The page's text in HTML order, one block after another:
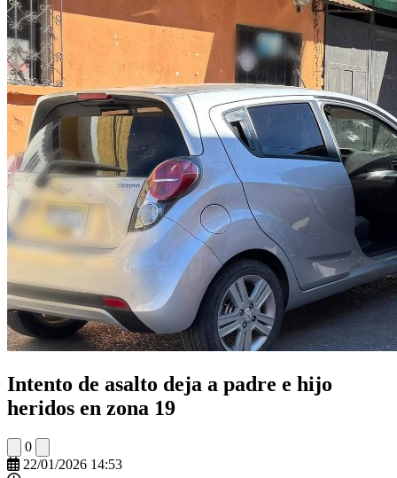
Intento de asalto deja a padre e hijo
heridos en zona 19
0
22/01/2026 14:53